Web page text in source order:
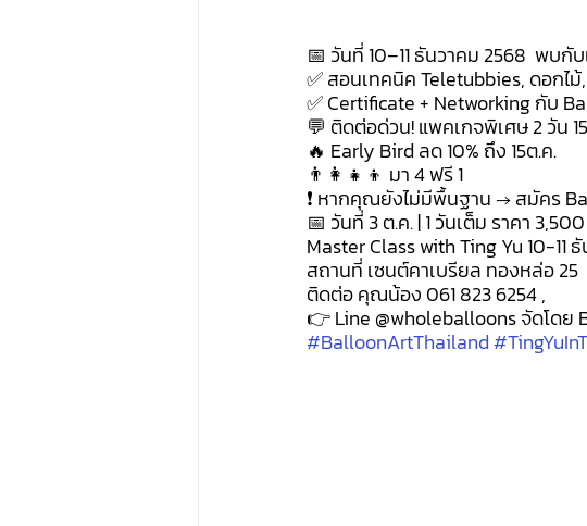
📅 วันที่ 10–11 ธันวาคม 2568  พบ
✅ สอนเทคนิค Teletubbies, ดอกไม้
✅ Certificate + Networking กับ
💬 ติดต่อด่วน! แพคเกจพิเศษ 2 วัน
🔥 Early Bird ลด 10% ถึง 15ต.ค.
👨‍👩‍👧‍👦 มา 4 ฟรี 1
❗ หากคุณยังไม่มีพื้นฐาน → สมัคร
📅 วันที่ 3 ต.ค. | 1 วันเต็ม ราคา
Master Class with Ting Yu 10-11
สถานที่ เซนต์คาเบรียล ทองหล่อ 25
ติดต่อ คุณน้อง 061 823 6254 ,
👉 Line @wholeballoons จัดโดย
#BalloonArtThailand